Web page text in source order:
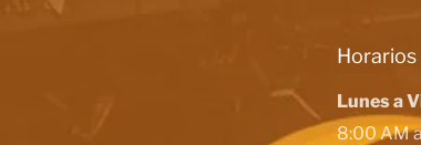
Horarios
Lunes a
8:00 AM